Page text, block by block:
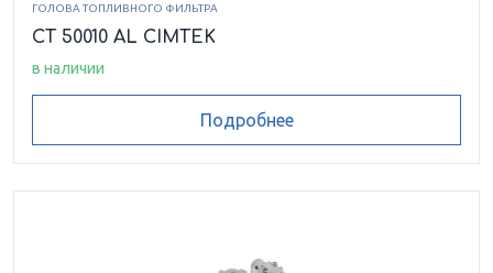
ГОЛОВА ТОПЛИВНОГО ФИЛЬТРА
CT 50010 AL CIMTEK
в наличии
Подробнее